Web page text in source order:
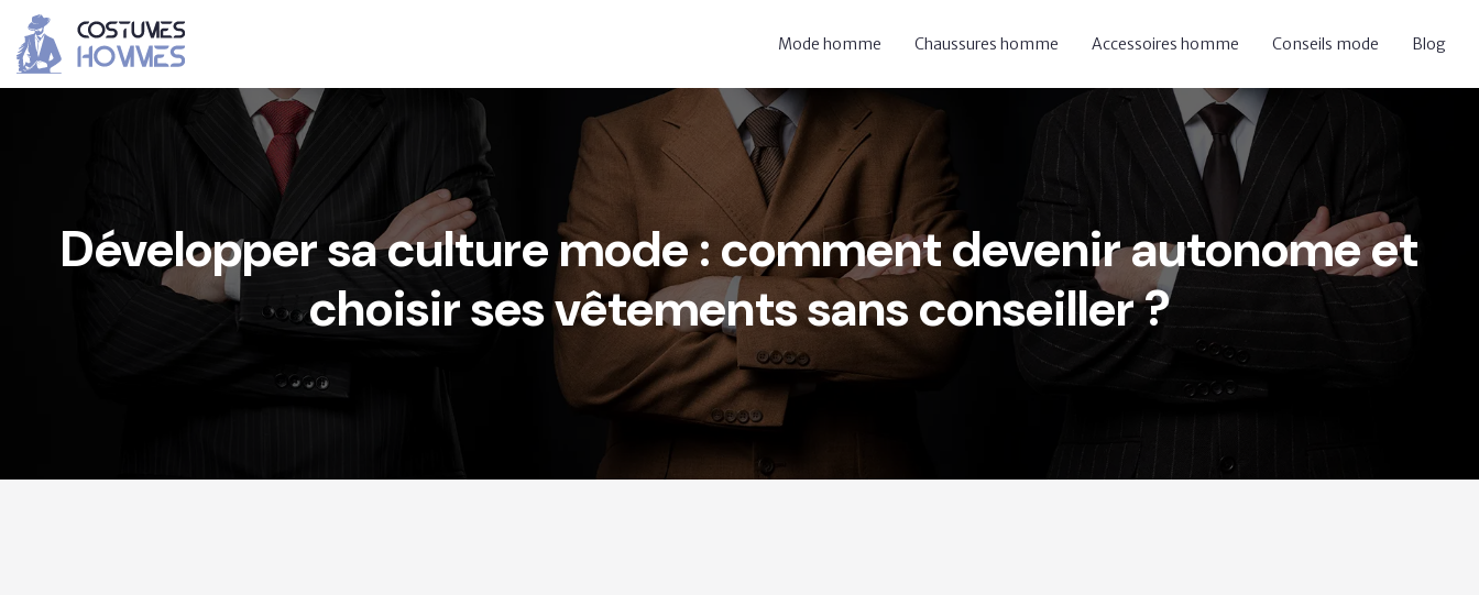
Mode homme Chaussures homme Accessoires homme Conseils mode Blog
Développer sa culture mode : comment devenir autonome et
choisir ses vêtements sans conseiller ?